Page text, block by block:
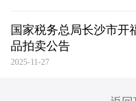
国家税务总局长沙市开
品拍卖公告
2025-11-27